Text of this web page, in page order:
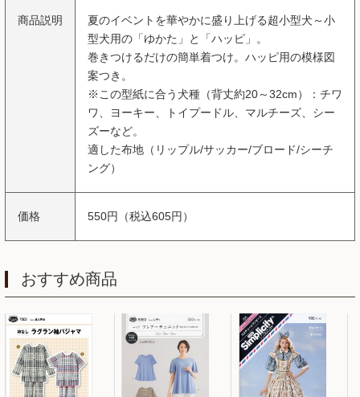
商品説明
夏のイベントを華やかに盛り上げる超小型犬～小
型犬用の「ゆかた」と「ハッピ」。
巻きつけるだけの簡単着つけ。ハッピ用の模様図
案つき。
※この型紙に合う犬種（背丈約20～32cm）：チワ
ワ、ヨーキー、トイプードル、マルチーズ、シー
ズーなど。
適した布地（リップル/サッカー/ブロード/シーチ
ング）
価格 550円（税込605円）
おすすめ商品